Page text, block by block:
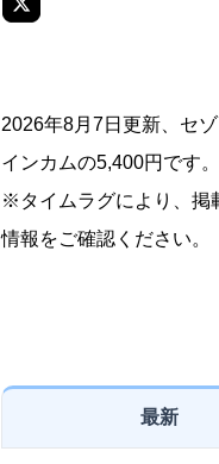
2026年8月7日更新、セ
インカムの5,400円です。
※タイムラグにより、掲
情報をご確認ください。
最新